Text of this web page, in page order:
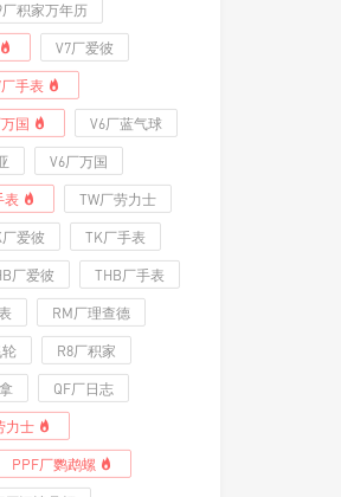
厂积家万年历
V7厂爱彼
手表
国 V6厂蓝气球
V6厂万国
表 TW厂劳力士
爱彼 TK厂手表
厂爱彼 THB厂手表
RM厂理查德
轮 R8厂积家
QF厂日志
力士
PPF厂鹦鹉螺